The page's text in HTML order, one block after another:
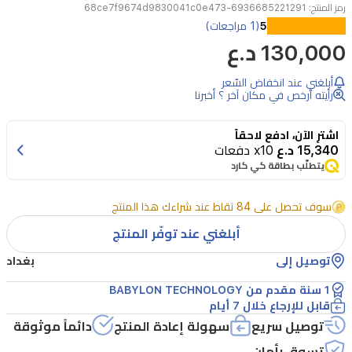
رمز المنتج: 6936685221291-68ce7f9674d9830041c0e473
مع
أجهزة
نينتندو
iOS،
أندرويد،
اللوحية.اتصال
لاسلكي
بتقنية
بلوتوث.مُجهّز
بأذرع
تحكم
5(1 مراجعات)
130,000 د.ع
أبلغني عند انخفاض السّعر
رأيته أرخص في مكان آخر ؟ أخبرنا
اشترِ الآن، ادفع لاحقاً
15,340 د.ع x10 دفعات
يتطلّب بطاقة كي كارد
سوف تحصل على 84 نقاط عند شراءك هذا المنتج
أبلغني عند توفّر المنتج
توصيل إلى بغداد
1 سنة مقدم من BABYLON TECHNOLOGY
قابل للإرجاع خلال 7 أيام
توصيل سريع سهولة إعادة المنتج
دائماً موثوقة